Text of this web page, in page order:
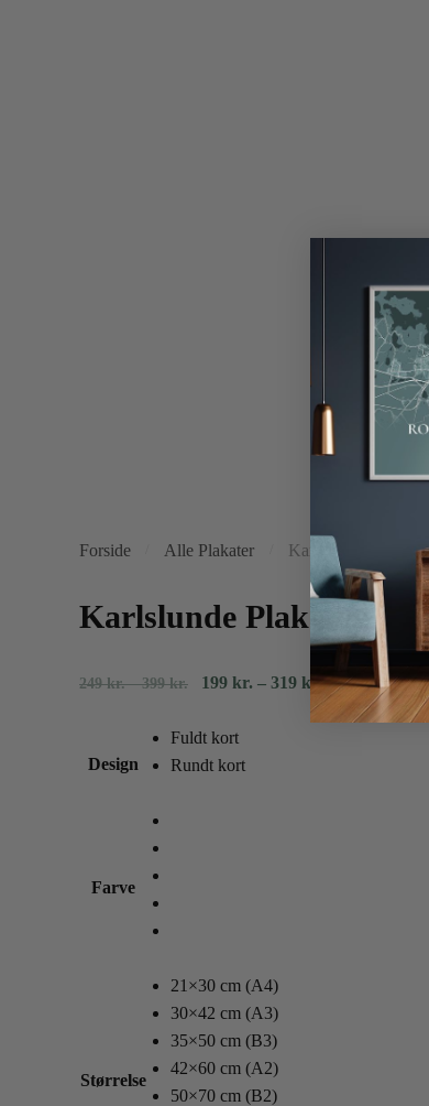
Forside Alle Plakater Karlslunde Plakaten
Karlslunde Plakaten
249kr. – 399kr. Prisinterval:
til
399
199 kr. – 319 kr.Prisinterval:
Design
Fuldt kort
Rundt kort
Farve
Størrelse
21×30 cm (A4)
30×42 cm (A3)
35×50 cm (B3)
42×60 cm (A2)
50×70 cm (B2)